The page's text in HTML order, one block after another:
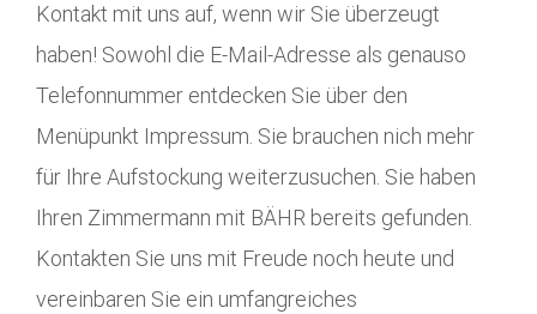
Kontakt mit uns auf, wenn wir Sie überzeugt
haben! Sowohl die E-Mail-Adresse als genauso
Telefonnummer entdecken Sie über den
Menüpunkt Impressum. Sie brauchen nich mehr
für Ihre Aufstockung weiterzusuchen. Sie haben
Ihren Zimmermann mit BÄHR bereits gefunden.
Kontakten Sie uns mit Freude noch heute und
vereinbaren Sie ein umfangreiches